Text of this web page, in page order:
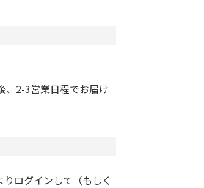
2-3営業日程でお届け
ログインして（もしく